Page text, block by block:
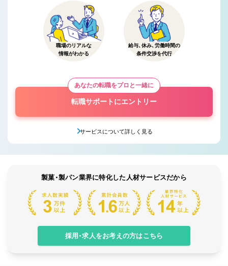
職場のリアルな
情報がわかる
給与、休み、労働時間の
条件交渉を代行
あなたの転職をプロと一緒に
転職サポートにエントリー
サービスについて詳しく見る
製菓・製パン業界に特化した人材サービスだから
採用・求人をお考えの方はこちら